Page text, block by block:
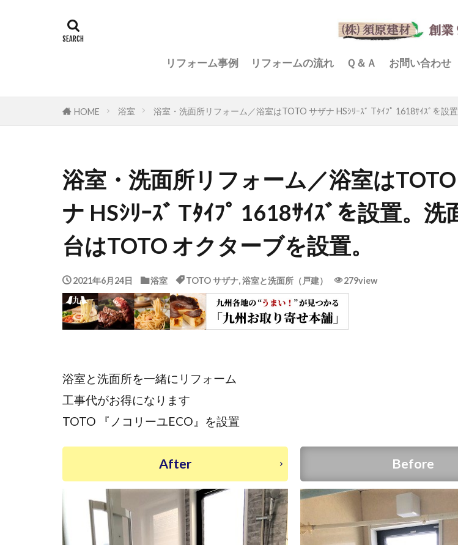
リフォーム事例 リフォームの流れ Ｑ＆Ａ お問い合わせ
HOME 浴室 浴室・洗面所リフォーム／浴室はTOTO サザナ HSｼﾘｰｽﾞ Tﾀｲﾌﾟ 1618ｻｲｽﾞを設
浴室・洗面所リフォーム／浴室は
ナ HSｼﾘｰｽﾞ Tﾀｲﾌﾟ 1618ｻｲｽﾞを設置。洗
台はTOTO オクターブを設置。
2021年6月24日 浴室 TOTO サザナ,浴室と洗面所（戸建） 279view
浴室と洗面所を一緒にリフォーム
工事代がお得になります
TOTO 『ノコリーユECO』を設置
After Before